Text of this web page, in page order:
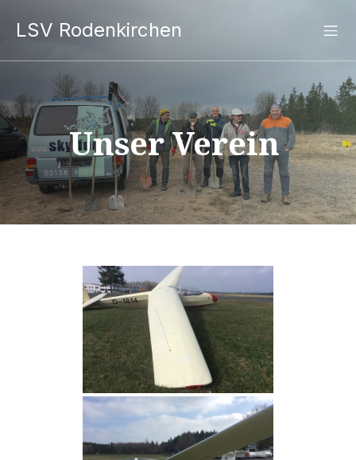
LSV Rodenkirchen
Unser Verein